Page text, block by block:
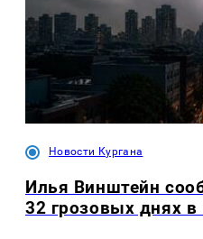
Новости Кургана
Илья Винштейн
32 грозовых днях в